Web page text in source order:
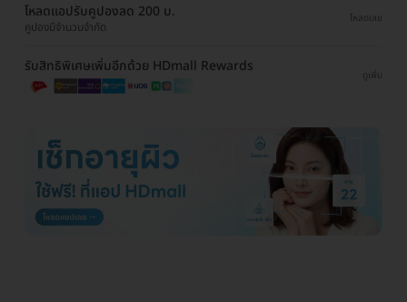
โหลดแอปรับคูปองลด 200 บ.
คูปองมีจำนวนจำกัด
โหลดเลย
รับสิทธิพิเศษเพิ่มอีกด้วย HDmall Rewards
ดูเพิ่ม